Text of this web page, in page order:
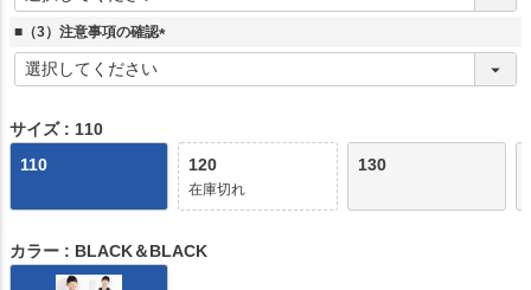
須
■（3）注意事項の確認
(
サイズ
110
110
120
在庫切れ
130
カラー BLACK＆BLACK